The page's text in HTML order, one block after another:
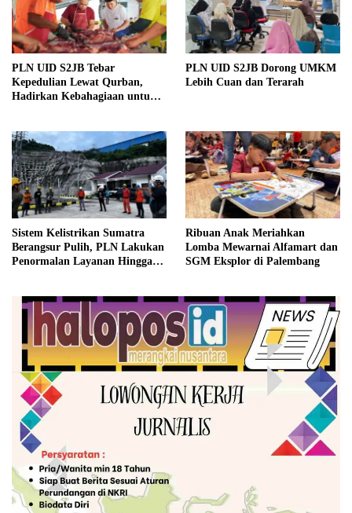
PLN UID S2JB Tebar
Kepedulian Lewat Qurban,
Hadirkan Kebahagiaan untuk
PLN UID S2JB Dorong UMKM
Lebih Cuan dan Terarah
Sistem Kelistrikan Sumatra
Berangsur Pulih, PLN Lakukan
Penormalan Layanan Hingga
Ribuan Anak Meriahkan
Lomba Mewarnai Alfamart dan
SGM Eksplor di Palembang